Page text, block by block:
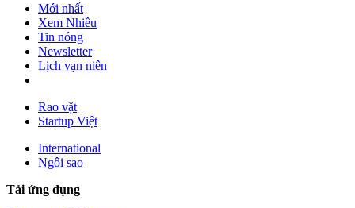
Mới nhất
Xem Nhiều
Tin nóng
Newsletter
Lịch vạn niên
Rao vặt
Startup Việt
International
Ngôi sao
Tải ứng dụng